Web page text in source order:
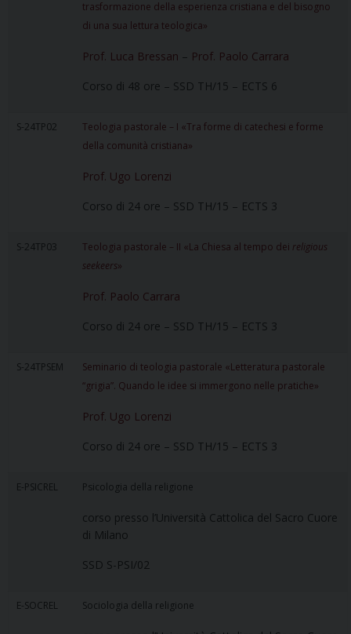
trasformazione della esperienza cristiana e del bisogno
di una sua lettura teologica»
Prof. Luca Bressan – Prof. Paolo Carrara
Corso di 48 ore – SSD TH/15 – ECTS 6
S-24TP02
Teologia pastorale – I «Tra forme di catechesi e forme
della comunità cristiana»
Prof. Ugo Lorenzi
Corso di 24 ore – SSD TH/15 – ECTS 3
S-24TP03 Teologia pastorale – II «La Chiesa al tempo dei religious
seekeers»
Prof. Paolo Carrara
Corso di 24 ore – SSD TH/15 – ECTS 3
S-24TPSEM
Seminario di teologia pastorale «Letteratura pastorale
“grigia”. Quando le idee si immergono nelle pratiche»
Prof. Ugo Lorenzi
Corso di 24 ore – SSD TH/15 – ECTS 3
E-PSICREL Psicologia della religione
corso presso l’Università Cattolica del Sacro Cuore
di Milano
SSD S-PSI/02
E-SOCREL Sociologia della religione